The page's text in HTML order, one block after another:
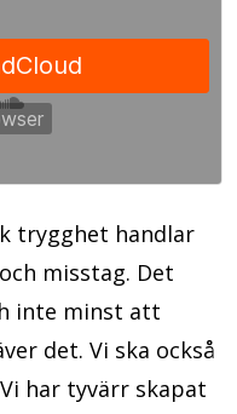
trygghet handlar
misstag. Det
inte minst att
det. Vi ska också
har tyvärr skapat